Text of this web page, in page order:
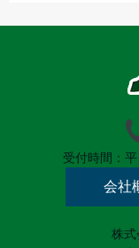
受付時間：
会社
株式